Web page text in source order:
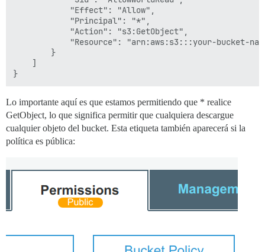
            "Effect": "Allow",
            "Principal": "*",
            "Action": "s3:GetObject",
"Resource": "arn:aws:s3:::your-bucket-
        }
    ]
Lo importante aquí es que estamos permitiendo que * realice
GetObject, lo que significa permitir que cualquiera descargue
cualquier objeto del bucket. Esta etiqueta también aparecerá si la
política es pública: